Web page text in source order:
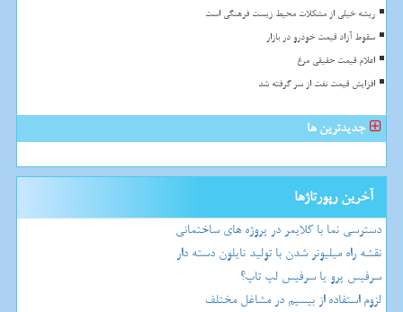
ریشه خیلی از مشکلات محیط زیست فرهنگی است
سقوط آزاد قیمت خودرو در بازار
اعلام قیمت حقیقی مرغ
افزایش قیمت نفت از سر گرفته شد
جدیدترین ها
آخرین رپورتاژها
دسترسی نما با کلایمر در پروژه های ساختمانی
نقشه راه میلیونر شدن با تولید نایلون دسته دار
سرفیس پرو یا سرفیس لپ تاپ؟
لزوم استفاده از بیسیم در مشاغل مختلف